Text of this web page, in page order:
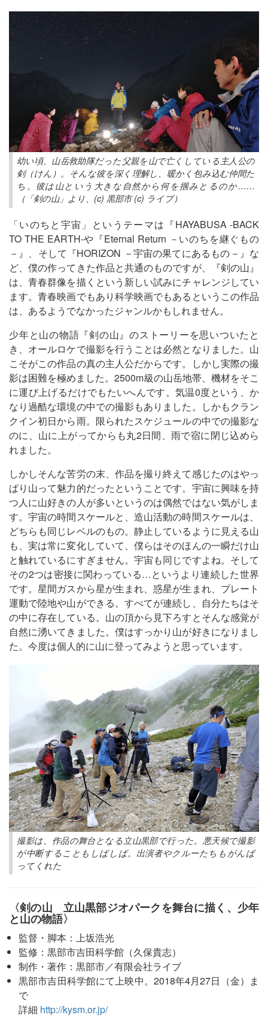
幼い頃、山岳救助隊だった父親を山で亡くしている主人公の
剣（けん）。そんな彼を深く理解し、暖かく包み込む仲間た
ち。彼は山という大きな自然から何を掴みとるのか……
（「剣の山」より、(c) 黒部市 (c) ライブ）
「いのちと宇宙」というテーマは『HAYABUSA -BACK
TO THE EARTH-や『Eternal Return －いのちを継ぐもの
－』、そして『HORIZON －宇宙の果てにあるもの－』な
ど、僕の作ってきた作品と共通のものですが、『剣の山』
は、青春群像を描くという新しい試みにチャレンジしてい
ます。青春映画でもあり科学映画でもあるというこの作品
は、あるようでなかったジャンルかもしれません。
少年と山の物語『剣の山』のストーリーを思いついたと
き、オールロケで撮影を行うことは必然となりました。山
こそがこの作品の真の主人公だからです。しかし実際の撮
影は困難を極めました。2500m級の山岳地帯、機材をそこ
に運び上げるだけでもたいへんです。気温0度という、か
なり過酷な環境の中での撮影もありました。しかもクラン
クイン初日から雨。限られたスケジュールの中での撮影な
のに、山に上がってからも丸2日間、雨で宿に閉じ込めら
れました。
しかしそんな苦労の末、作品を撮り終えて感じたのはやっ
ぱり山って魅力的だったということです。宇宙に興味を持
つ人に山好きの人が多いというのは偶然ではない気がしま
す。宇宙の時間スケールと、造山活動の時間スケールは、
どちらも同じレベルのもの。静止しているように見える山
も、実は常に変化していて、僕らはそのほんの一瞬だけ山
と触れているにすぎません。宇宙も同じですよね。そして
その2つは密接に関わっている…というより連続した世界
です。星間ガスから星が生まれ、惑星が生まれ、プレート
運動で陸地や山ができる。すべてが連続し、自分たちはそ
の中に存在している。山の頂から見下ろすとそんな感覚が
自然に湧いてきました。僕はすっかり山が好きになりまし
た。今度は個人的に山に登ってみようと思っています。
撮影は、作品の舞台となる立山黒部で行った。悪天候で撮影
が中断することもしばしば。出演者やクルーたちもがんば
ってくれた
〈剣の山 立山黒部ジオパークを舞台に描く、少年
と山の物語〉
監督・脚本：上坂浩光
監修：黒部市吉田科学館（久保貴志）
制作・著作：黒部市／有限会社ライブ
黒部市吉田科学館にて上映中。2018年4月27日（金）ま
で
詳細 http://kysm.or.jp/